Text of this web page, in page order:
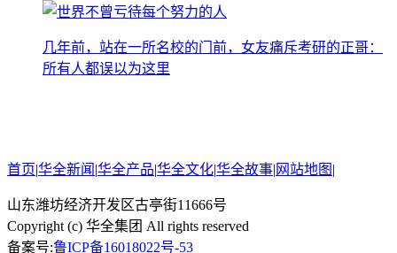
几年前，站在一所名校的门前，女友痛斥考研的正哥：
所有人都误以为这里
首页|华全新闻 |华全产品|华全文化|华全故事| 网站地图 |
山东潍坊经济开发区古亭街11666号
Copyright (c) 华全集团 All rights reserved
备案号:鲁ICP备16018022号-53